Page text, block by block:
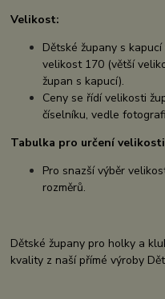
Velikost:
Dětské župany s
velikost 170 (větší
župan s kapucí).
Ceny se řídí velikosti
číselníku, vedle
Tabulka pro určení
Pro snazší výběr
rozměrů.
Dětské župany pro holky a
kvality z naší přímé výroby